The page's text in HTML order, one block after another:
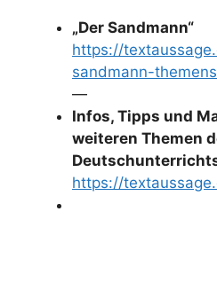
„Der Sandmann“
https://
sandmann-
—
Infos, Tipps und
weiteren Themen
https://